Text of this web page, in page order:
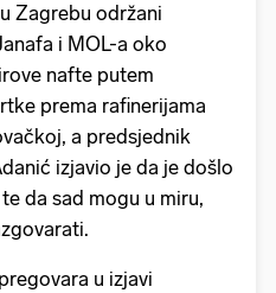
Zagrebu održani
i MOL-a oko
nafte putem
prema rafinerijama
a predsjednik
izjavio je da je došlo
da sad mogu u miru,
razgovarati.
u izjavi